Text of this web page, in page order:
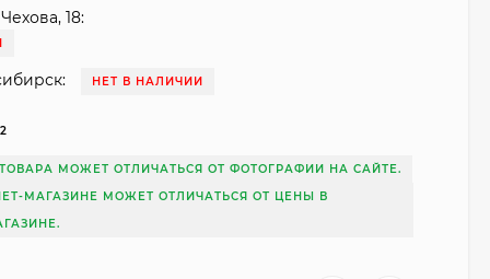
18:
НЕТ В НАЛИЧИИ
МОЖЕТ ОТЛИЧАТЬСЯ ОТ ФОТОГРАФИИ НА САЙТЕ.
МАГАЗИНЕ МОЖЕТ ОТЛИЧАТЬСЯ ОТ ЦЕНЫ В